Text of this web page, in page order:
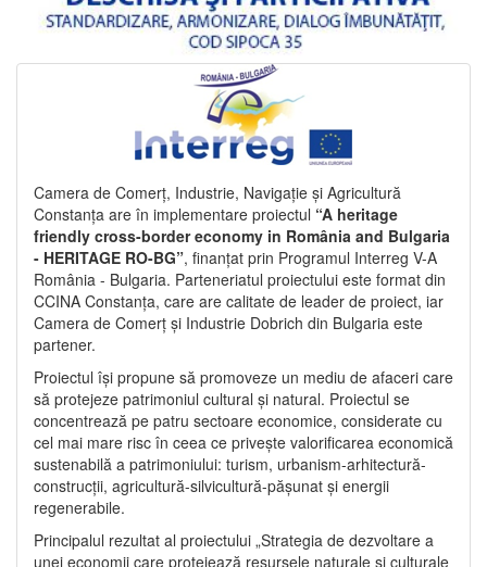
Camera de Comerț, Industrie, Navigație și Agricultură
Constanța are în implementare proiectul “A heritage
friendly cross-border economy in România and Bulgaria
- HERITAGE RO-BG”, finanțat prin Programul Interreg V-A
România - Bulgaria. Parteneriatul proiectului este format din
CCINA Constanța, care are calitate de leader de proiect, iar
Camera de Comerț și Industrie Dobrich din Bulgaria este
partener.
Proiectul își propune să promoveze un mediu de afaceri care
să protejeze patrimoniul cultural și natural. Proiectul se
concentrează pe patru sectoare economice, considerate cu
cel mai mare risc în ceea ce privește valorificarea economică
sustenabilă a patrimoniului: turism, urbanism-arhitectură-
construcții, agricultură-silvicultură-pășunat și energii
regenerabile.
Principalul rezultat al proiectului „Strategia de dezvoltare a
unei economii care protejează resursele naturale și culturale